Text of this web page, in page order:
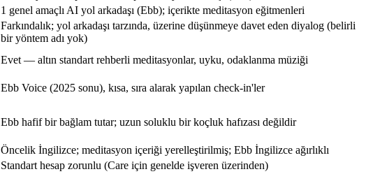
1 genel amaçlı AI yol arkadaşı (Ebb); içerikte meditasyon eğitmenleri
Farkındalık; yol arkadaşı tarzında, üzerine düşünmeye davet eden diyalog (belirli
bir yöntem adı yok)
Evet — altın standart rehberli meditasyonlar, uyku, odaklanma müziği
Ebb Voice (2025 sonu), kısa, sıra alarak yapılan check-in'ler
Ebb hafif bir bağlam tutar; uzun soluklu bir koçluk hafızası değildir
Öncelik İngilizce; meditasyon içeriği yerelleştirilmiş; Ebb İngilizce ağırlıklı
Standart hesap zorunlu (Care için genelde işveren üzerinden)